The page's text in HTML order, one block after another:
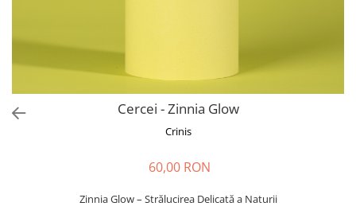
Monstera
Neon Collection
Second Breakfast
Cercei - Zinnia Glow
Crinis
60,00 RON
Zinnia Glow – Strălucirea Delicată a Naturii